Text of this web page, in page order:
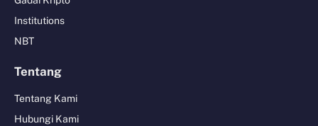
Institutions
NBT
Tentang
Tentang Kami
Hubungi Kami